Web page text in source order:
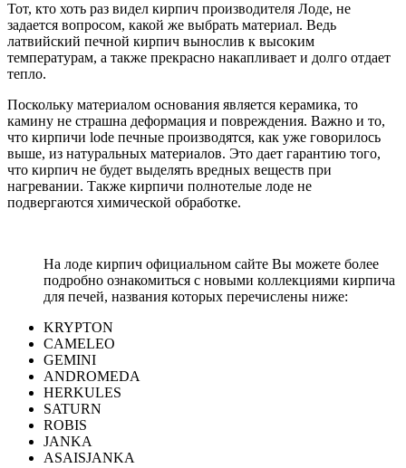
Тот, кто хоть раз видел кирпич производителя Лоде, не
задается вопросом, какой же выбрать материал. Ведь
латвийский печной кирпич вынослив к высоким
температурам, а также прекрасно накапливает и долго отдает
тепло.
Поскольку материалом основания является керамика, то
камину не страшна деформация и повреждения. Важно и то,
что кирпичи lode печные производятся, как уже говорилось
выше, из натуральных материалов. Это дает гарантию того,
что кирпич не будет выделять вредных веществ при
нагревании. Также кирпичи полнотелые лоде не
подвергаются химической обработке.
На лоде кирпич официальном сайте Вы можете более
подробно ознакомиться с новыми коллекциями кирпича
для печей, названия которых перечислены ниже:
KRYPTON
CAMELEO
GEMINI
ANDROMEDA
HERKULES
SATURN
ROBIS
JANKA
ASAISJANKA